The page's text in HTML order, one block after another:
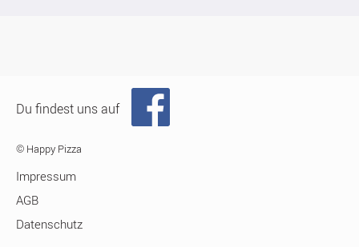
Du findest uns auf
© Happy Pizza
Impressum
AGB
Datenschutz